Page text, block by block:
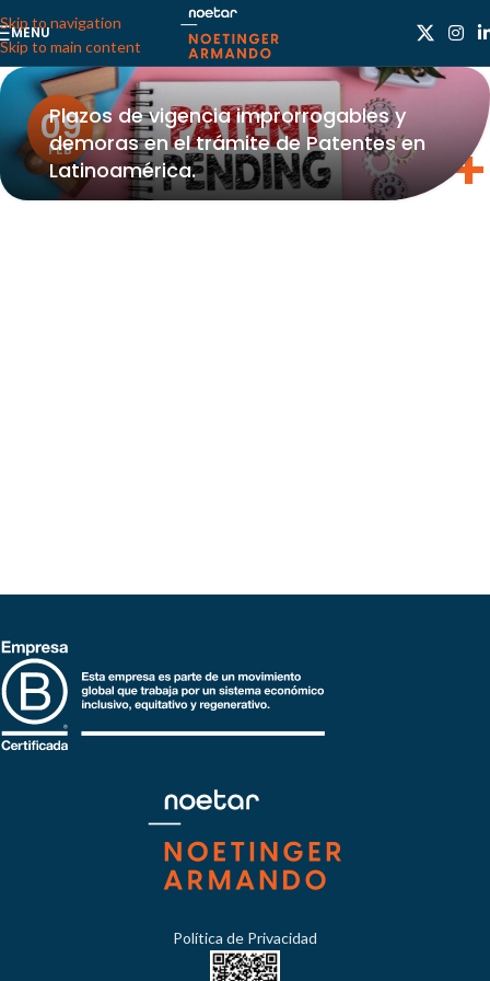
Skip to navigation
Skip to main content
MENU
09
FEB
Plazos de vigencia improrrogables y
demoras en el trámite de Patentes en
Latinoamérica.
Política de Privacidad